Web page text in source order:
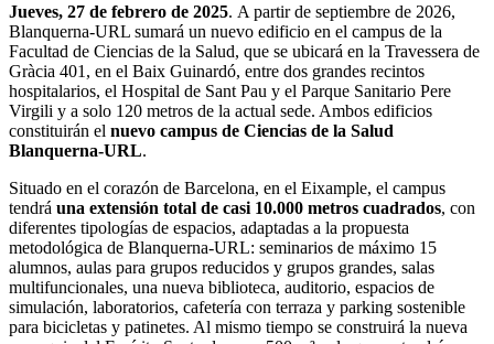
Jueves, 27 de febrero de 2025. A partir de septiembre de 2026,
Blanquerna-URL sumará un nuevo edificio en el campus de la
Facultad de Ciencias de la Salud, que se ubicará en la Travessera de
Gràcia 401, en el Baix Guinardó, entre dos grandes recintos
hospitalarios, el Hospital de Sant Pau y el Parque Sanitario Pere
Virgili y a solo 120 metros de la actual sede. Ambos edificios
constituirán el nuevo campus de Ciencias de la Salud
Blanquerna-URL.
Situado en el corazón de Barcelona, ​​en el Eixample, el campus
tendrá una extensión total de casi 10.000 metros cuadrados, con
diferentes tipologías de espacios, adaptadas a la propuesta
metodológica de Blanquerna-URL: seminarios de máximo 15
alumnos, aulas para grupos reducidos y grupos grandes, salas
multifuncionales, una nueva biblioteca, auditorio, espacios de
simulación, laboratorios, cafetería con terraza y parking sostenible
para bicicletas y patinetes. Al mismo tiempo se construirá la nueva